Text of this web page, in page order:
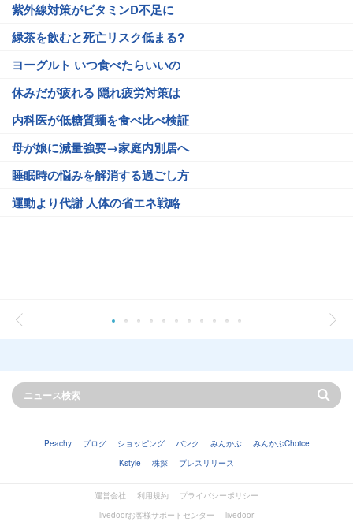
紫外線対策がビタミンD不足に
緑茶を飲むと死亡リスク低まる?
ヨーグルト いつ食べたらいいの
休みだが疲れる 隠れ疲労対策は
内科医が低糖質麺を食べ比べ検証
母が娘に減量強要→家庭内別居へ
睡眠時の悩みを解消する過ごし方
運動より代謝 人体の省エネ戦略
Peachy ブログ ショッピング バンク みんかぶ
みんかぶChoice
Kstyle
株探 プレスリリース
運営会社 利用規約
プライバシーポリシー
livedoorお客様サポートセンター
livedoor